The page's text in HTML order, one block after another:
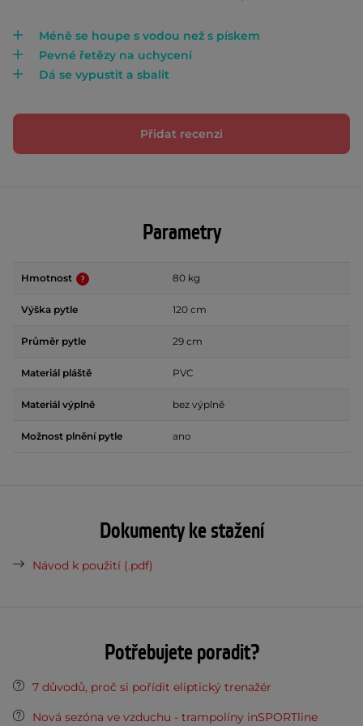
Méně se houpe s vodou než s pískem
Pevné řetězy na uchycení
Dá se vypustit a sbalit
Přidat recenzi
Parametry
Hmotnost 80 kg
Výška pytle 120 cm
Průměr pytle 29 cm
Materiál pláště PVC
Materiál výplně bez výplně
Možnost plnění pytle ano
Dokumenty ke stažení
Návod k použití (.pdf)
Potřebujete poradit?
7 důvodů, proč si pořídit eliptický trenažér
Nová sezóna ve vzduchu - trampolíny inSPORTline